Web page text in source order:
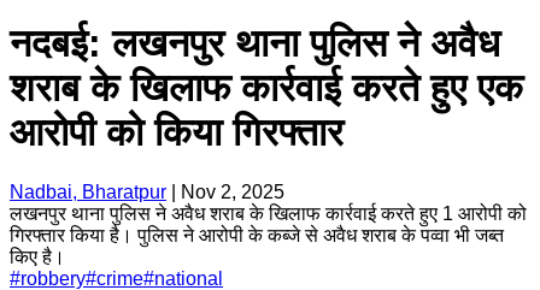
नदबई: लखनपुर थाना पुलिस ने अवैध
शराब के खिलाफ कार्रवाई करते हुए एक
आरोपी को किया गिरफ्तार
Nadbai, Bharatpur
Nov 2, 2025
लखनपुर थाना पुलिस ने अवैध शराब के खिलाफ कार्रवाई करते हुए 1 आरोपी को
गिरफ्तार किया है। पुलिस ने आरोपी के कब्जे से अवैध शराब के पव्वा भी जब्त
किए है।
#robbery#crime#national